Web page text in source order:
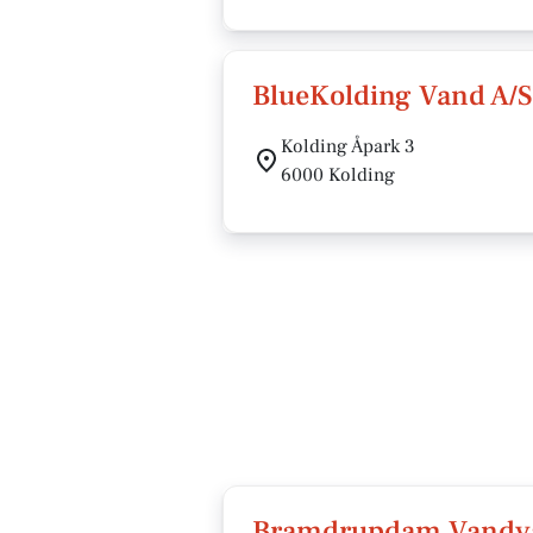
BlueKolding Vand A/S
Kolding Åpark 3
6000 Kolding